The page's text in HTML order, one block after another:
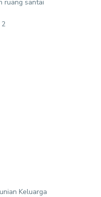
ruang santai
2
Keluarga